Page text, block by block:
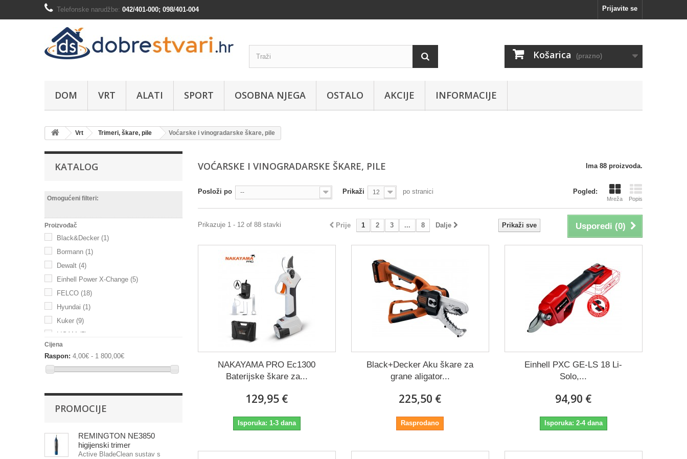
Prijavite se
Telefonske narudžbe: 042/401-000; 098/401-004
Košarica (prazno)
DOM VRT ALATI SPORT OSOBNA NJEGA OSTALO AKCIJE INFORMACIJE
Vrt Trimeri, škare, pile Voćarske i vinogradarske škare, pile
KATALOG
Omogućeni filteri:
Proizvođač
Black&Decker (1)
Bormann (1)
Dewalt (4)
Einhell Power X-Change (5)
FELCO (18)
Hyundai (1)
Kuker (9)
LISAM (5)
LOWE
Nakayama
Verto (18)
Cijena
Raspon: 4,00€ - 1 800,00€
PROMOCIJE
REMINGTON NE3850
higijenski trimer
Active BladeClean sustav s
VOĆARSKE I VINOGRADARSKE ŠKARE, PILE Ima 88 proizvoda.
Pogled:
Mreža Popis
Posloži po -- Prikaži 12 po stranici
Usporedi (0)
Prikaži sve
Prije 1 2 3 ... 8 Dalje
Prikazuje 1 - 12 of 88 stavki
ΝΑΚΑΥΑΜΑ PRO Ec1300
Baterijske škare za...
129,95 €
Isporuka: 1-3 dana
Black+Decker Aku škare za
grane aligator...
225,50 €
Rasprodano
Einhell PXC GE-LS 18 Li-
Solo,...
94,90 €
Isporuka: 2-4 dana